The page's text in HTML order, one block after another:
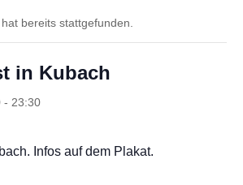
bereits stattgefunden.
in Kubach
- 23:30
Infos auf dem Plakat.